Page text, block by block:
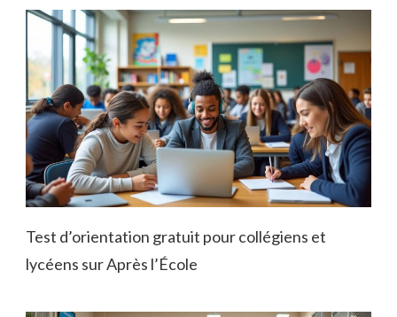
Test d’orientation gratuit pour collégiens et
lycéens sur Après l’École